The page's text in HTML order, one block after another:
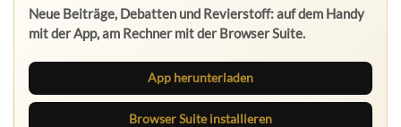
Neue Beiträge, Debatten und Revierstoff: auf dem Handy
mit der App, am Rechner mit der Browser Suite.
App herunterladen
Browser Suite installieren